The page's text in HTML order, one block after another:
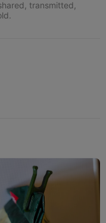
transmitted,